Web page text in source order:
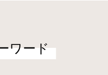
ワード